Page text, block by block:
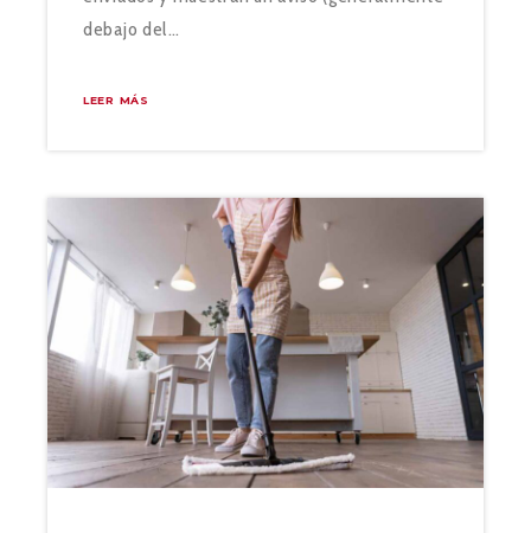
debajo del…
LEER MÁS